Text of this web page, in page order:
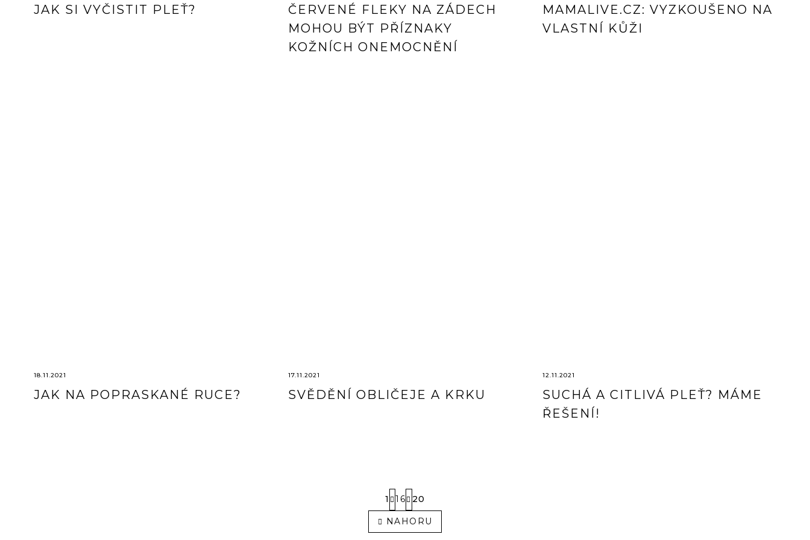
JAK SI VYČISTIT PLEŤ?
ČERVENÉ FLEKY NA ZÁDECH
MOHOU BÝT PŘÍZNAKY
KOŽNÍCH ONEMOCNĚNÍ
MAMALIVE.CZ: VYZKOUŠENO NA
VLASTNÍ KŮŽI
JAK NA POPRASKANÉ RUCE?
18.11.2021
SVĚDĚNÍ OBLIČEJE A KRKU
17.11.2021
SUCHÁ A CITLIVÁ PLEŤ? MÁME
ŘEŠENÍ!
12.11.2021
O
V
S
T
R
Á
N
1 16 20
NAHORU